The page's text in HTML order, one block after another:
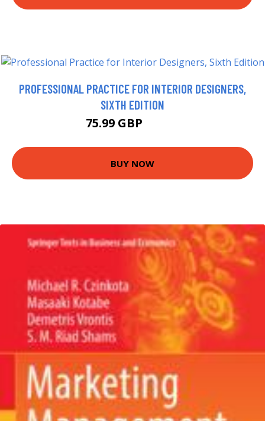
PROFESSIONAL PRACTICE FOR INTERIOR DESIGNERS,
SIXTH EDITION
75.99 GBP
BUY NOW